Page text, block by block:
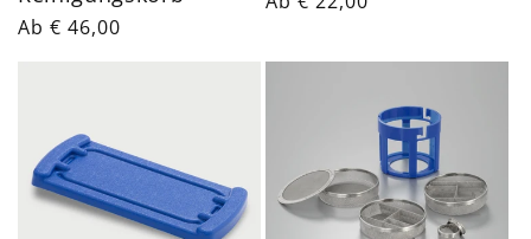
Normaler
Ab € 46,00